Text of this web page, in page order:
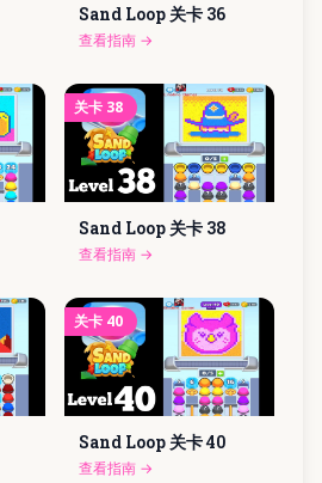
Sand Loop 关卡 36
查看指南 →
关卡 38
Sand Loop 关卡 38
查看指南 →
关卡 40
Sand Loop 关卡40
查看指南 →